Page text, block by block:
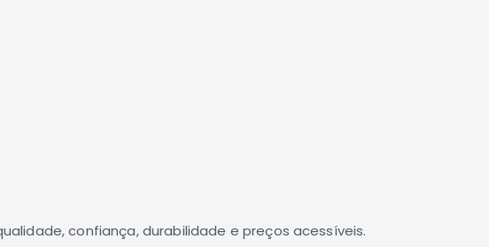
confiança, durabilidade e preços acessíveis.